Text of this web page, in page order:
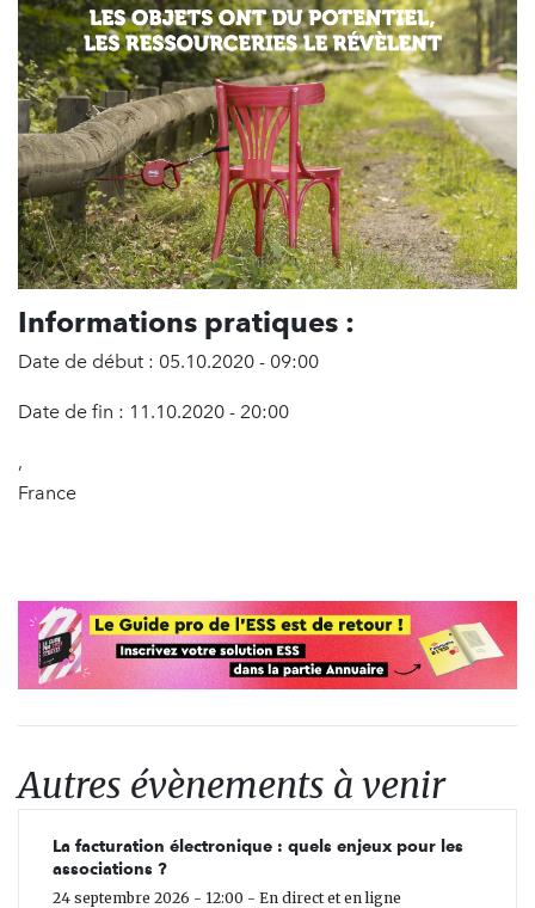
Informations pratiques :
Date de début : 05.10.2020 - 09:00
Date de fin : 11.10.2020 - 20:00
,
France
Autres évènements à venir
La facturation électronique : quels enjeux pour les
associations ?
24 septembre 2026 - 12:00 - En direct et en ligne